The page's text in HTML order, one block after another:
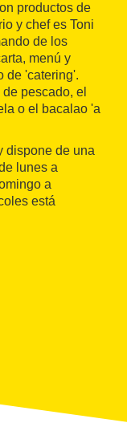
productos de
y chef es Toni
de los
menú y
de 'catering'.
pescado, el
o el bacalao 'a
dispone de una
lunes a
a
está